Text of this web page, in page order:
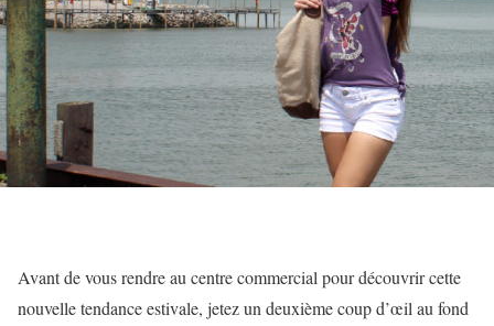
Avant de vous rendre au centre commercial pour découvrir cette
nouvelle tendance estivale, jetez un deuxième coup d’œil au fond